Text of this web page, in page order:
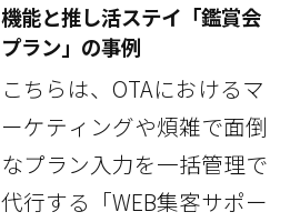
機能と推し活ステイ「鑑賞会
プラン」の事例
こちらは、OTAにおけるマ
ーケティングや煩雑で面倒
なプラン入力を一括管理で
代行する「WEB集客サポー